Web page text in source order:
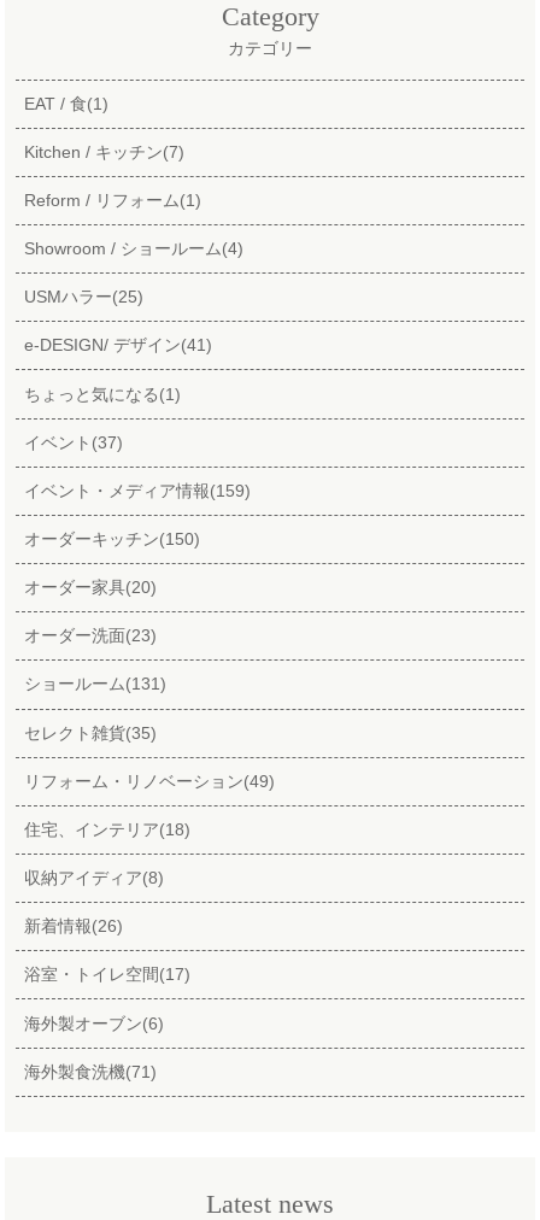
Category
カテゴリー
EAT / 食(1)
Kitchen / キッチン(7)
Reform / リフォーム(1)
Showroom / ショールーム(4)
USMハラー(25)
e-DESIGN/ デザイン(41)
ちょっと気になる(1)
イベント(37)
イベント・メディア情報(159)
オーダーキッチン(150)
オーダー家具(20)
オーダー洗面(23)
ショールーム(131)
セレクト雑貨(35)
リフォーム・リノベーション(49)
住宅、インテリア(18)
収納アイディア(8)
新着情報(26)
浴室・トイレ空間(17)
海外製オーブン(6)
海外製食洗機(71)
Latest news